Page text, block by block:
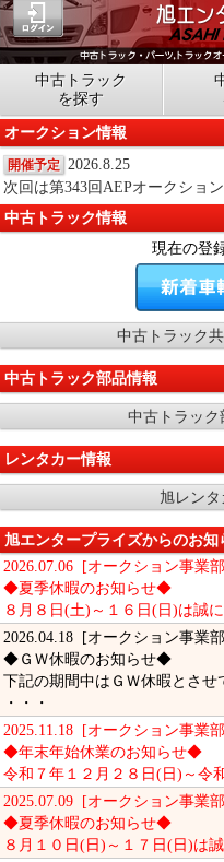
中古トラック
を探す
オークション情報
開催予定
2026.8.25
次回は第343回AEPオークショ
中古トラック情報
現在の登
中古トラック
中古トラック部品情報
中古トラック
レンタカー情報
旭レン
旭エンタープライズからのお知
2026.07.06 [オークション事業
◆夏季休暇のお知らせ◆
８月８日(土)～１６日(日)は誠
2026.04.18 [オークション事業
◆ＧＷ休暇のお知らせ◆
下記の期間中はＧＷ休暇とさせ
・・・
2025.11.18 [オークション事業
◆年末年始休業のお知らせ◆
令和７年１２月２８日(日)～令
2025.07.09 [オークション事業
◆夏季休暇のお知らせ◆
８月１０日(日)～１７日(日)は